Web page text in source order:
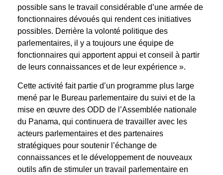
possible sans le travail considérable d’une armée de
fonctionnaires dévoués qui rendent ces initiatives
possibles. Derrière la volonté politique des
parlementaires, il y a toujours une équipe de
fonctionnaires qui apportent appui et conseil à partir
de leurs connaissances et de leur expérience ».
Cette activité fait partie d’un programme plus large
mené par le Bureau parlementaire du suivi et de la
mise en œuvre des ODD de l’Assemblée nationale
du Panama, qui continuera de travailler avec les
acteurs parlementaires et des partenaires
stratégiques pour soutenir l’échange de
connaissances et le développement de nouveaux
outils afin de stimuler un travail parlementaire en